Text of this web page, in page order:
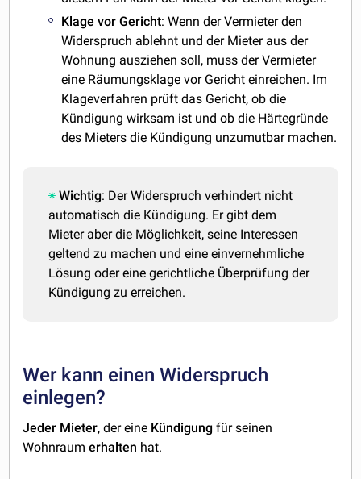
Klage vor Gericht: Wenn der Vermieter den
Widerspruch ablehnt und der Mieter aus der
Wohnung ausziehen soll, muss der Vermieter
eine Räumungsklage vor Gericht einreichen. Im
Klageverfahren prüft das Gericht, ob die
Kündigung wirksam ist und ob die Härtegründe
des Mieters die Kündigung unzumutbar machen.
Wichtig: Der Widerspruch verhindert nicht
automatisch die Kündigung. Er gibt dem
Mieter aber die Möglichkeit, seine Interessen
geltend zu machen und eine einvernehmliche
Lösung oder eine gerichtliche Überprüfung der
Kündigung zu erreichen.
Wer kann einen Widerspruch
einlegen?
Jeder Mieter, der eine Kündigung für seinen
Wohnraumerhalten hat.